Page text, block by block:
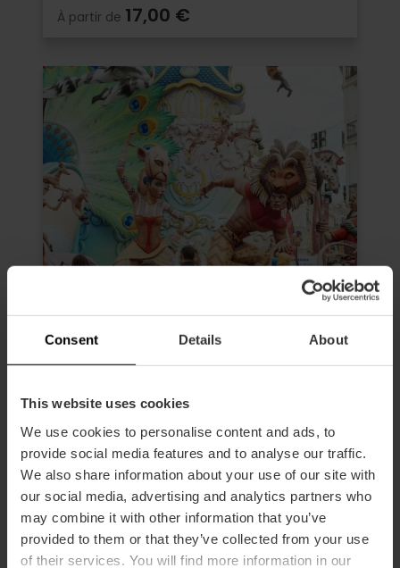
Consent Details About
This website uses cookies
We use cookies to personalise content and ads, to
provide social media features and to analyse our traffic.
We also share information about your use of our site with
our social media, advertising and analytics partners who
may combine it with other information that you’ve
provided to them or that they’ve collected from your use
of their services. You will find more information in our
À partir de 17,00 €
Visite guidée du matin des Fallas
de Valencia
4.6 - 24 avis
Durée: 2h 30m
Entrée pour 3 fallas